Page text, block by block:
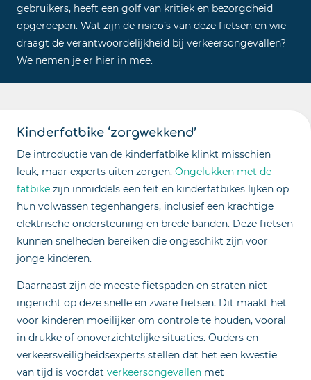
gebruikers, heeft een golf van kritiek en bezorgdheid
opgeroepen. Wat zijn de risico’s van deze fietsen en wie
draagt de verantwoordelijkheid bij verkeersongevallen?
We nemen je er hier in mee.
Kinderfatbike ‘zorgwekkend’
De introductie van de kinderfatbike klinkt misschien
leuk, maar experts uiten zorgen. Ongelukken met de
fatbike zijn inmiddels een feit en kinderfatbikes lijken op
hun volwassen tegenhangers, inclusief een krachtige
elektrische ondersteuning en brede banden. Deze fietsen
kunnen snelheden bereiken die ongeschikt zijn voor
jonge kinderen.
Daarnaast zijn de meeste fietspaden en straten niet
ingericht op deze snelle en zware fietsen. Dit maakt het
voor kinderen moeilijker om controle te houden, vooral
in drukke of onoverzichtelijke situaties. Ouders en
verkeersveiligheidsexperts stellen dat het een kwestie
van tijd is voordat verkeersongevallen met